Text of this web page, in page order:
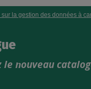
le nouveau